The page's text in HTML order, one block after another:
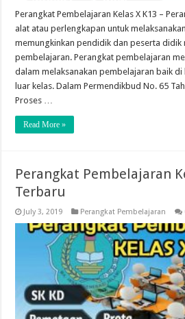
Perangkat Pembelajaran Kelas X K13 –
alat atau perlengkapan untuk
memungkinkan pendidik dan peserta didik
pembelajaran. Perangkat pembelajaran
dalam melaksanakan pembelajaran baik
luar kelas. Dalam Permendikbud No. 65
Proses …
Read More »
Perangkat Pembelajaran
Terbaru
July 3, 2019 Perangkat Pembelajaran